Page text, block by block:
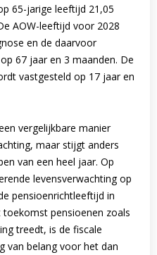
65-jarige leeftijd 21,05
AOW-leeftijd voor 2028
en de daarvoor
67 jaar en 3 maanden. De
vastgesteld op 17 jaar en
vergelijkbare manier
maar stijgt anders
van een heel jaar. Op
levensverwachting op
pensioenrichtleeftijd in
toekomst pensioenen zoals
treedt, is de fiscale
van belang voor het dan